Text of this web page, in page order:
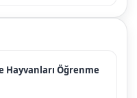
Hayvanları Öğrenme